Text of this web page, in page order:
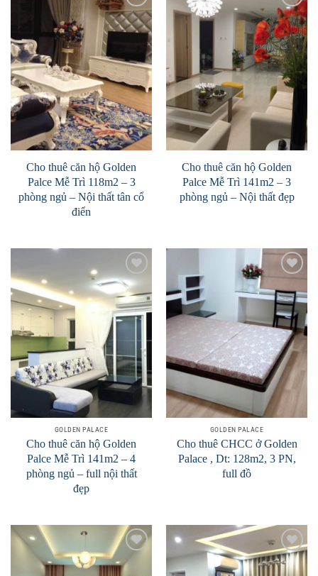
Cho thuê căn hộ Golden
Palce Mễ Trì 118m2 – 3
phòng ngủ – Nội thất tân cổ
điển
Add to
Wishlist
Cho thuê căn hộ Golden
Palce Mễ Trì 141m2 – 3
phòng ngủ – Nội thất đẹp
Add to
Wishlist
GOLDEN PALACE
Cho thuê căn hộ Golden
Palce Mễ Trì 141m2 – 4
phòng ngủ – full nội thất
đẹp
Add to
Wishlist
GOLDEN PALACE
Cho thuê CHCC ở Golden
Palace , Dt: 128m2, 3 PN,
full đồ